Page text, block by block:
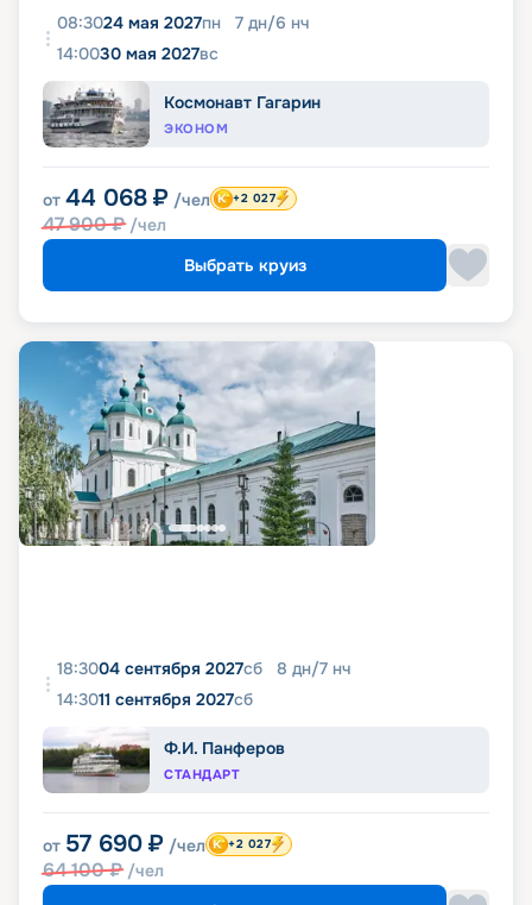
08:3024 мая 2027пн 7 дн/6 нч
14:0030 мая 2027вс
Космонавт Гагарин
ЭКОНОМ
от 44 068 ₽ /чел
47 900₽ /чел
+2 027
Выбрать круиз
18:3004 сентября 2027сб 8 дн/7 нч
14:3011 сентября 2027сб
Ф.И. Панферов
СТАНДАРТ
от 57 690 ₽ /чел
64 100₽ /чел
+2 027